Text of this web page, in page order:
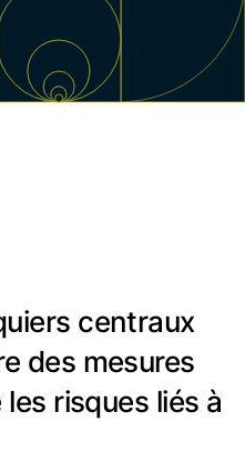
centraux
des mesures
risques liés à